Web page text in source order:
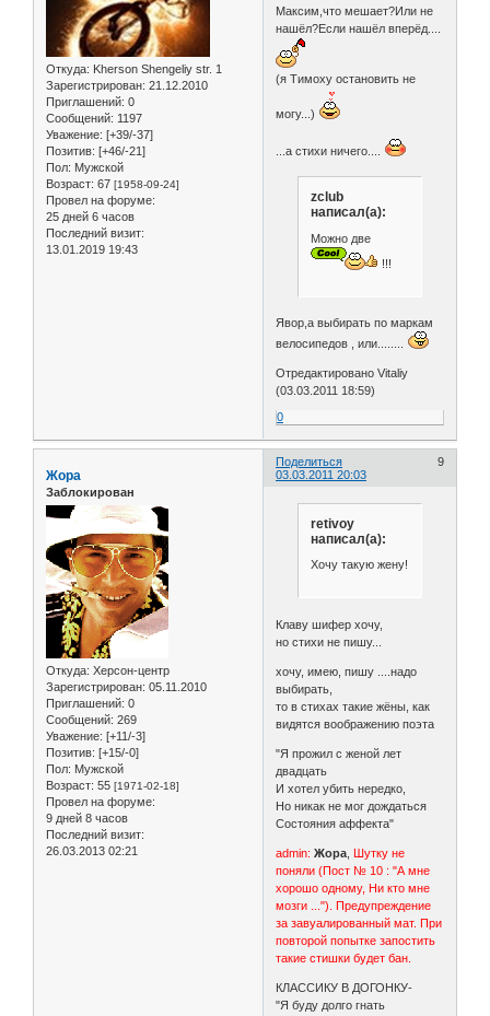
Откуда: Kherson Shengeliy str. 1
Зарегистрирован: 21.12.2010
Приглашений: 0
Сообщений: 1197
Уважение: [+39/-37]
Позитив: [+46/-21]
Пол: Мужской
Возраст: 67 [1958-09-24]
Провел на форуме:
25 дней 6 часов
Последний визит:
13.01.2019 19:43
Максим,что мешает?Или не
нашёл?Если нашёл вперёд....
(я Тимоху остановить не
могу...)
...а стихи ничего....
zclub
написал(а):
Можно две
!!!
Явор,а выбирать по маркам
велосипедов , или........
Отредактировано Vitaliy
(03.03.2011 18:59)
0
Поделиться
9
03.03.2011 20:03
Жора
Заблокирован
Откуда: Херсон-центр
Зарегистрирован: 05.11.2010
Приглашений: 0
Сообщений: 269
Уважение: [+11/-3]
Позитив: [+15/-0]
Пол: Мужской
Возраст: 55 [1971-02-18]
Провел на форуме:
9 дней 8 часов
Последний визит:
26.03.2013 02:21
retivoy
написал(а):
Хочу такую жену!
Клаву шифер хочу,
но стихи не пишу...
хочу, имею, пишу ....надо
выбирать,
то в стихах такие жёны, как
видятся воображению поэта
"Я прожил с женой лет
двадцать
И хотел убить нередко,
Но никак не мог дождаться
Состояния аффекта"
admin:Жора Шутку не
поняли (Пост № 10 : "А мне
хорошо одному, Ни кто мне
мозги ..."). Предупреждение
за завуалированный мат. При
повторой попытке запостить
такие стишки будет бан.
КЛАССИКУ В ДОГОНКУ-
"Я буду долго гнать